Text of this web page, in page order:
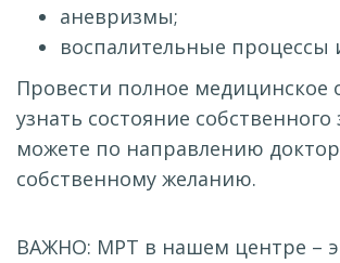
аневризмы;
воспалительные процессы
Провести полное медицинское
узнать состояние
можете по направлению
собственному желанию.
ВАЖНО: МРТ в нашем центре –